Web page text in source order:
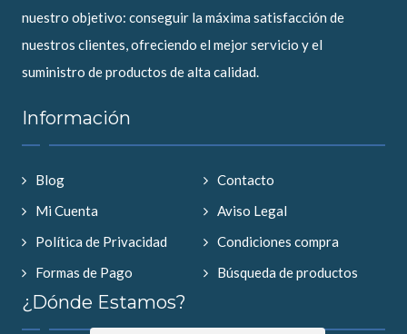
nuestro objetivo: conseguir la máxima satisfacción de
nuestros clientes, ofreciendo el mejor servicio y el
suministro de productos de alta calidad.
Información
Blog
Contacto
Mi Cuenta
Aviso Legal
Política de Privacidad
Condiciones compra
Formas de Pago
Búsqueda de productos
¿Dónde Estamos?